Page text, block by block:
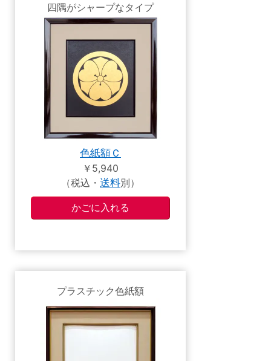
四隅がシャープなタイプ
色紙額Ｃ
￥5,940
（税込・ 送料別）
プラスチック色紙額